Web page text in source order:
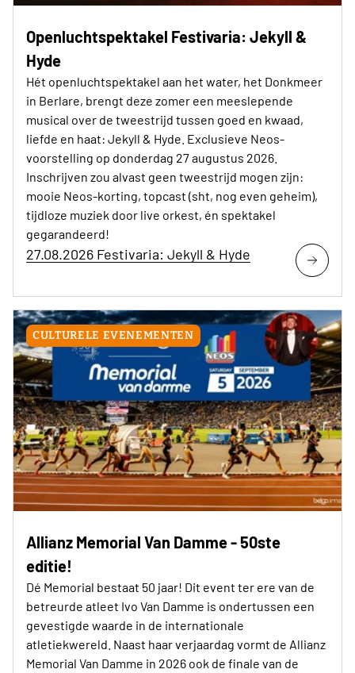
Openluchtspektakel Festivaria: Jekyll &
Hyde
Hét openluchtspektakel aan het water, het Donkmeer
in Berlare, brengt deze zomer een meeslepende
musical over de tweestrijd tussen goed en kwaad,
liefde en haat: Jekyll & Hyde. Exclusieve Neos-
voorstelling op donderdag 27 augustus 2026.
Inschrijven zou alvast geen tweestrijd mogen zijn:
mooie Neos-korting, topcast (sht, nog even geheim),
tijdloze muziek door live orkest, én spektakel
gegarandeerd!
27.08.2026 Festivaria: Jekyll & Hyde
CULTURELE EVENEMENTEN
Allianz Memorial Van Damme - 50ste
editie!
Dé Memorial bestaat 50 jaar! Dit event ter ere van de
betreurde atleet Ivo Van Damme is ondertussen een
gevestigde waarde in de internationale
atletiekwereld. Naast haar verjaardag vormt de Allianz
Memorial Van Damme in 2026 ook de finale van de